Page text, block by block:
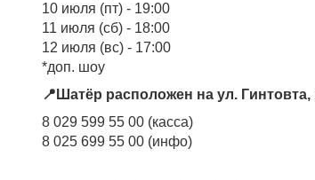
10 июля (пт) - 19:00
11 июля (сб) - 18:00
12 июля (вс) - 17:00
*доп. шоу
📍Шатёр расположен на ул.
8 029 599 55 00 (касса)
8 025 699 55 00 (инфо)